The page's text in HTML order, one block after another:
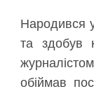
Народився
та здобув
обіймав